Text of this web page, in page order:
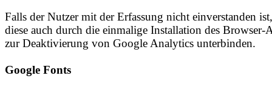
Falls der Nutzer mit der Erfassung nicht einverstanden
diese auch durch die einmalige Installation des Browser-
zur Deaktivierung von Google Analytics unterbinden.
Google Fonts